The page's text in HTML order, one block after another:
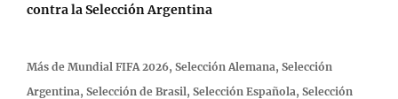
contra la Selección Argentina
Más de Mundial FIFA 2026, Selección Alemana, Selección
Argentina, Selección de Brasil, Selección Española, Selección